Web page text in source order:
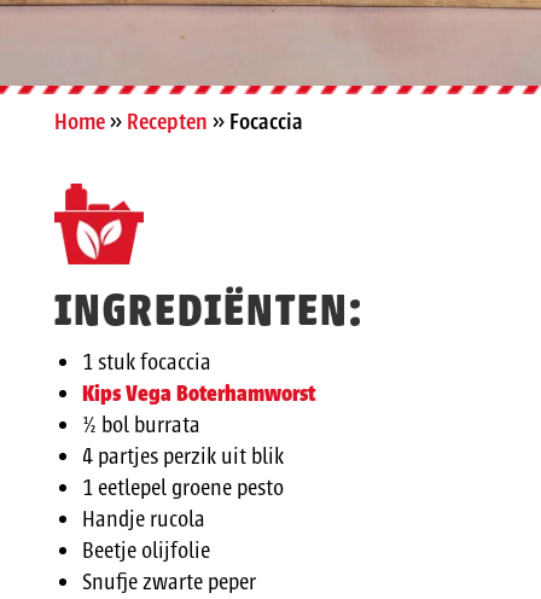
Home» Recepten » Focaccia
INGREDIËNTEN:
1 stuk focaccia
Kips Vega Boterhamworst
½ bol burrata
4 partjes perzik uit blik
1 eetlepel groene pesto
Handje rucola
Beetje olijfolie
Snufje zwarte peper